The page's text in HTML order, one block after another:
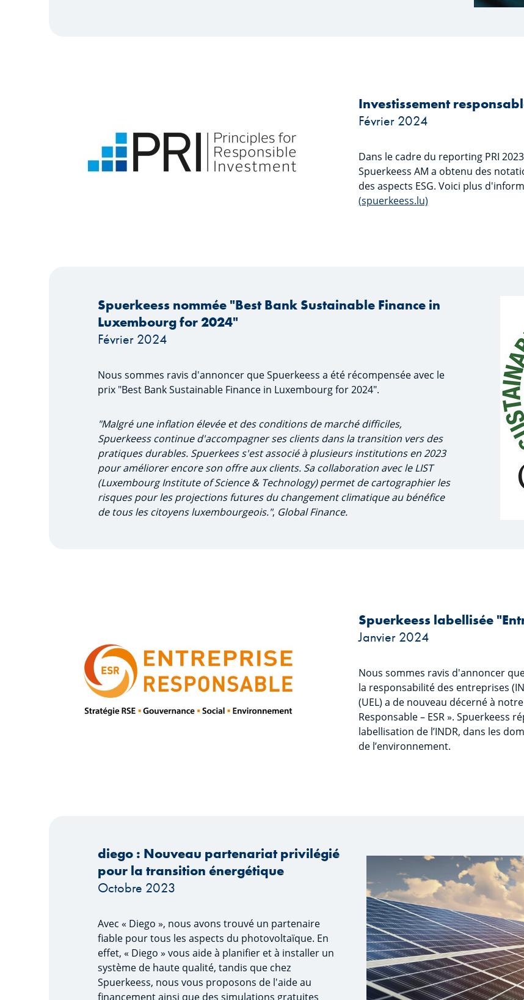
Investissement
Février 2024
Dans le cadre du reporting PRI
Spuerkeess AM a obtenu des
des aspects ESG. Voici plus
(spuerkeess.lu)
Spuerkeess nommée "Best Bank Sustainable Finance in
Luxembourg for 2024"
Février 2024
Nous sommes ravis d'annoncer que Spuerkeess a été récompensée avec le
prix "Best Bank Sustainable Finance in Luxembourg for 2024".
"Malgré une inflation élevée et des conditions de marché difficiles,
Spuerkeess continue d'accompagner ses clients dans la transition vers des
pratiques durables. Spuerkees s'est associé à plusieurs institutions en 2023
pour améliorer encore son offre aux clients. Sa collaboration avec le LIST
(Luxembourg Institute of Science & Technology) permet de cartographier les
risques pour les projections futures du changement climatique au bénéfice
de tous les citoyens luxembourgeois.", Global Finance.
Spuerkeess labellisée
Janvier 2024
Nous sommes ravis d'annoncer
la responsabilité des entreprises
(UEL) a de nouveau décerné à
Responsable – ESR ». Spuerkeess
labellisation de l’INDR, dans les
de l’environnement.
diego : Nouveau partenariat privilégié
pour la transition énergétique
Octobre 2023
Avec « Diego », nous avons trouvé un partenaire
fiable pour tous les aspects du photovoltaïque. En
effet, « Diego » vous aide à planifier et à installer un
système de haute qualité, tandis que chez
Spuerkeess, nous vous proposons de l'aide au
financement ainsi que des simulations gratuites